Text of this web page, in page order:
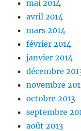
mai 2014
avril 2014
mars 2014
février 2014
janvier 2014
décembre
novembre
octobre 2013
septembre
août 2013